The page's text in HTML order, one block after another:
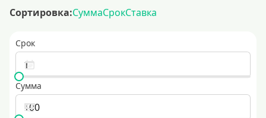
Сортировка:СуммаСрокСтавка
Срок
Сумма